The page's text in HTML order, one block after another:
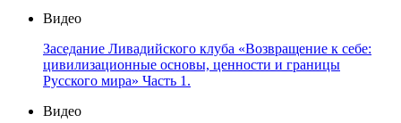
Видео
Заседание Ливадийского клуба «Возвращение к себе:
цивилизационные основы, ценности и границы
Русского мира» Часть 1.
Видео